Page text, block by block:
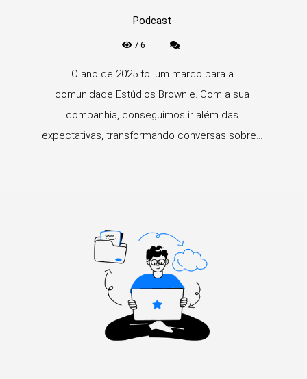
Podcast
76
O ano de 2025 foi um marco para a
comunidade Estúdios Brownie. Com a sua
companhia, conseguimos ir além das
expectativas, transformando conversas sobre...